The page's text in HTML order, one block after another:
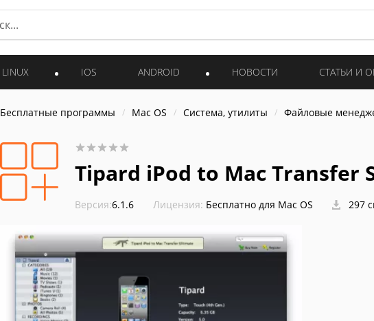
LINUX IOS ANDROID НОВОСТИ СТАТЬИ И
Бесплатные программы Mac OS Система, утилиты Файловые
Tipard iPod to Mac Transfer
Версия:6.1.6 Лицензия: Бесплатно для Mac OS 297